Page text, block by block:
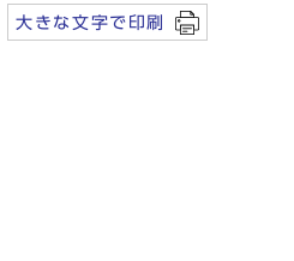
大きな文字で印刷